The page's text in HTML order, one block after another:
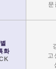
문
화
고